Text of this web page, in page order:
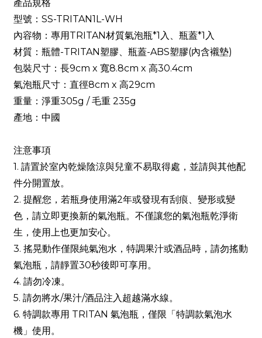
產品規格
型號：SS-TRITAN1L-WH
內容物：專用TRITAN材質氣泡瓶*1入、瓶蓋*1入
材質：瓶體-TRITAN塑膠、瓶蓋-ABS塑膠(內含襯墊)
包裝尺寸：長9cm x 寬8.8cm x 高30.4cm
氣泡瓶尺寸：直徑8cm x 高29cm
重量：淨重305g / 毛重 235g
產地：中國
注意事項
1. 請置於室內乾燥陰涼與兒童不易取得處，並請與其他配
件分開置放。
2. 提醒您，若瓶身使用滿2年或發現有刮痕、變形或變
色，請立即更換新的氣泡瓶。不僅讓您的氣泡瓶乾淨衛
生，使用上也更加安心。
3. 搖晃動作僅限純氣泡水，特調果汁或酒品時，請勿搖動
氣泡瓶，請靜置30秒後即可享用。
4. 請勿冷凍。
5. 請勿將水/果汁/酒品注入超越滿水線。
6. 特調款專用 TRITAN 氣泡瓶，僅限「特調款氣泡水
機」使用。